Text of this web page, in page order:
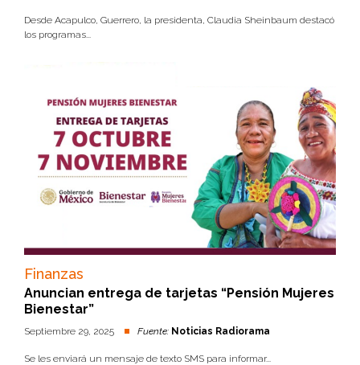
Desde Acapulco, Guerrero, la presidenta, Claudia Sheinbaum destacó
los programas...
Finanzas
Anuncian entrega de tarjetas “Pensión Mujeres
Bienestar”
Septiembre 29, 2025 Fuente: Noticias Radiorama
Se les enviará un mensaje de texto SMS para informar...